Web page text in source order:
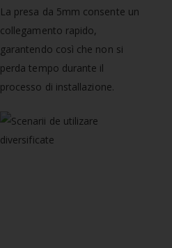
La presa da 5mm consente un
collegamento rapido,
garantendo così che non si
perda tempo durante il
processo di installazione.